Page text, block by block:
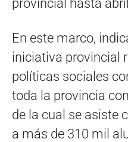
provincial hasta
En este marco,
iniciativa provincial
políticas sociales
toda la provincia
de la cual se asiste
a más de 310 mil